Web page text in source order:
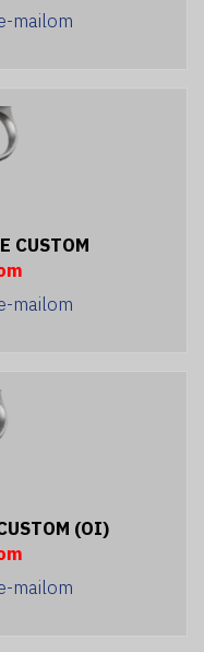
mailom
CUSTOM
mailom
(OI)
mailom